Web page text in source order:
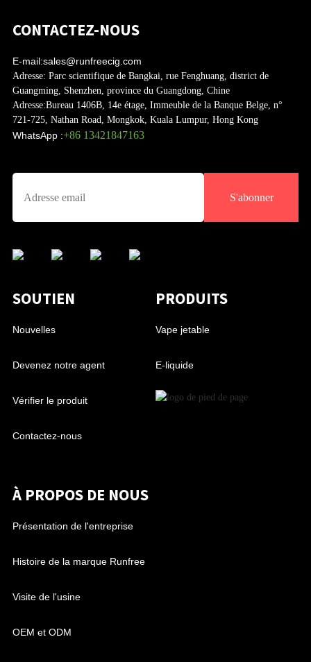
CONTACTEZ-NOUS
E-mail:sales@runfreecig.com
Adresse: Parc scientifique de Bangkai, rue Fenghuang, district de
Guangming, Shenzhen, province du Guangdong, Chine
Adresse:Bureau 1406B, 14e étage, Immeuble de la Banque Belge, n°
721-725, Nathan Road, Mongkok, Kuala Lumpur, Hong Kong
WhatsApp :+86 13421847163
S'abonner
SOUTIEN
Nouvelles
Devenez notre agent
Vérifier le produit
Contactez-nous
PRODUITS
Vape jetable
E-liquide
À PROPOS DE NOUS
Présentation de l'entreprise
Histoire de la marque Runfree
Visite de l'usine
OEM et ODM